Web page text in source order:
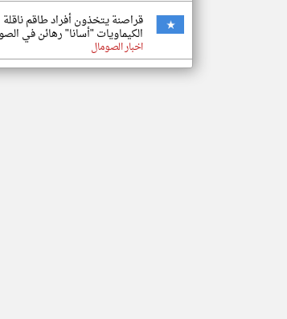
قراصنة يتخذون أفراد طاقم ناقلة
الكيماويات "أسانا" رهائن في
اخبار الصومال